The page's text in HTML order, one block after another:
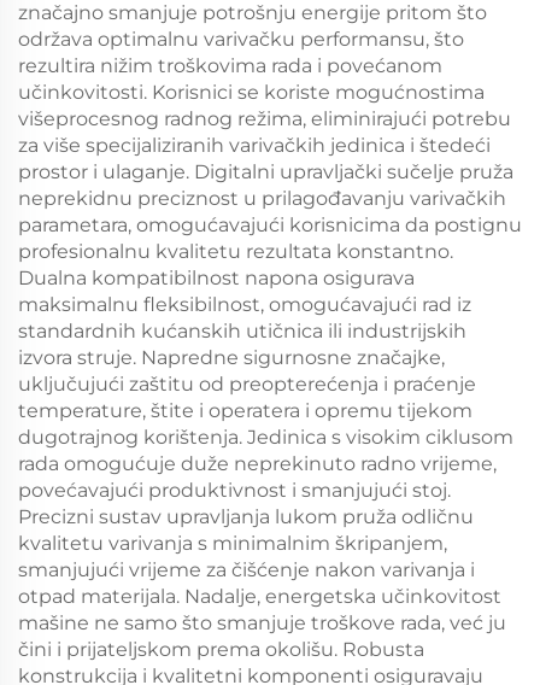
značajno smanjuje potrošnju energije pritom što
održava optimalnu varivačku performansu, što
rezultira nižim troškovima rada i povećanom
učinkovitosti. Korisnici se koriste mogućnostima
višeprocesnog radnog režima, eliminirajući potrebu
za više specijaliziranih varivačkih jedinica i štedeći
prostor i ulaganje. Digitalni upravljački sučelje pruža
neprekidnu preciznost u prilagođavanju varivačkih
parametara, omogućavajući korisnicima da postignu
profesionalnu kvalitetu rezultata konstantno.
Dualna kompatibilnost napona osigurava
maksimalnu fleksibilnost, omogućavajući rad iz
standardnih kućanskih utičnica ili industrijskih
izvora struje. Napredne sigurnosne značajke,
uključujući zaštitu od preopterećenja i praćenje
temperature, štite i operatera i opremu tijekom
dugotrajnog korištenja. Jedinica s visokim ciklusom
rada omogućuje duže neprekinuto radno vrijeme,
povećavajući produktivnost i smanjujući stoj.
Precizni sustav upravljanja lukom pruža odličnu
kvalitetu varivanja s minimalnim škripanjem,
smanjujući vrijeme za čišćenje nakon varivanja i
otpad materijala. Nadalje, energetska učinkovitost
mašine ne samo što smanjuje troškove rada, već ju
čini i prijateljskom prema okolišu. Robusta
konstrukcija i kvalitetni komponenti osiguravaju